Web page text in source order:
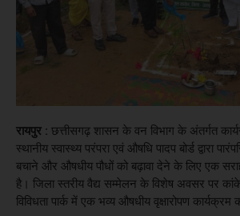
​रायपुर : छत्तीसगढ़ शासन के वन विभाग के अंतर्गत
स्थानीय स्वास्थ्य परंपरा एवं औषधि पादप बोर्ड द्वारा
बचाने और औषधीय पौधों को बढ़ावा देने के लिए एक
है। जिला स्तरीय वैद्य सम्मेलन के विशेष अवसर पर
विविधता पार्क में एक भव्य औषधीय वृक्षारोपण